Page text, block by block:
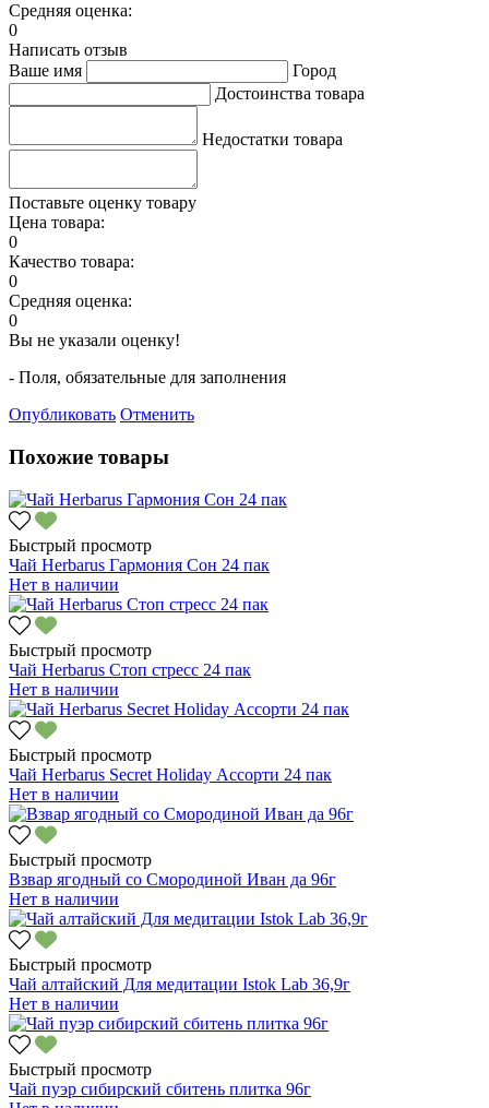
Средняя оценка:
0
Написать отзыв
Ваше имя
Город
Достоинства товара
Недостатки товара
Поставьте оценку товару
Цена товара:
0
Качество товара:
0
Средняя оценка:
0
Вы не указали оценку!
- Поля, обязательные для заполнения
Опубликовать Отменить
Похожие товары
Быстрый просмотр
Чай Herbarus Гармония Сон 24 пак
Нет в наличии
Быстрый просмотр
Чай Herbarus Стоп стресс 24 пак
Нет в наличии
Быстрый просмотр
Чай Herbarus Secret Holiday Ассорти 24 пак
Нет в наличии
Быстрый просмотр
Взвар ягодный со Смородиной Иван да 96г
Нет в наличии
Быстрый просмотр
Чай алтайский Для медитации Istok Lab 36,9г
Нет в наличии
Быстрый просмотр
Чай пуэр сибирский сбитень плитка 96г